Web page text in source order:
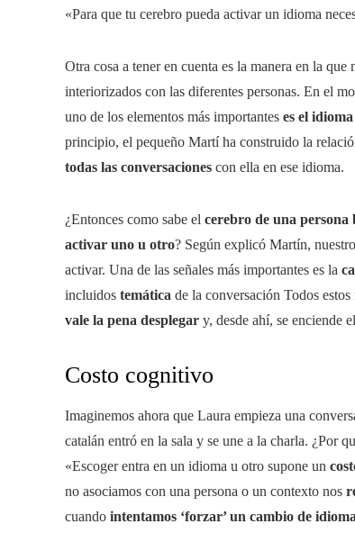
«Para que tu cerebro pueda activar un idioma
Otra cosa a tener en cuenta es la manera en la
interiorizados con las diferentes personas. En el
uno de los elementos más importantes es el
principio, el pequeño Martí ha construido la
todas las conversaciones con ella en ese idioma.
¿Entonces como sabe el cerebro de una persona
activar uno u otro? Según explicó Martín,
activar. Una de las señales más importantes es la
incluidos temática de la conversación Todos
vale la pena desplegar y, desde ahí, se enciende
Costo cognitivo
Imaginemos ahora que Laura empieza una
catalán entró en la sala y se une a la charla. ¿Por
«Escoger entra en un idioma u otro supone un
no asociamos con una persona o un contexto nos
cuando intentamos ‘forzar’ un cambio de idioma